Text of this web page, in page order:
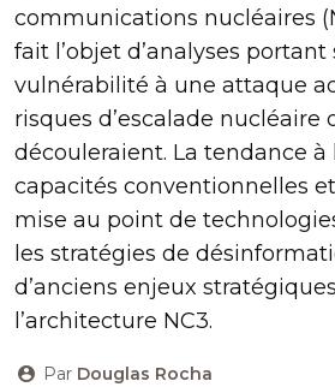
communications nucléaires
fait l’objet d’analyses portant
vulnérabilité à une attaque
risques d’escalade nucléaire
découleraient. La tendance à
capacités conventionnelles
mise au point de
les stratégies de
d’anciens enjeux
l’architecture NC3.
Par Douglas Rocha